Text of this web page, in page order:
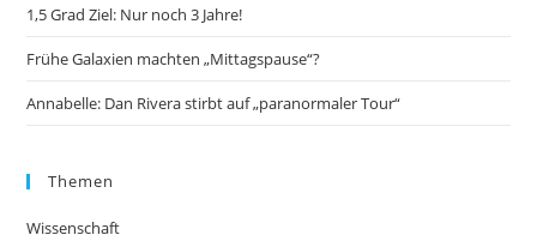
1,5 Grad Ziel: Nur noch 3 Jahre!
Frühe Galaxien machten „Mittagspause“?
Annabelle: Dan Rivera stirbt auf „paranormaler Tour“
Themen
Wissenschaft